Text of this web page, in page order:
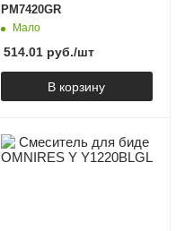
PM7420GR
Мало
514.01руб./шт
В корзину